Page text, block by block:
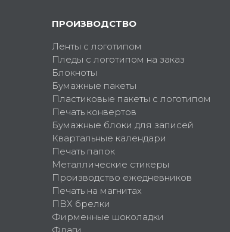
ПРОИЗВОДСТВО
Ленты с логотипом
Пледы с логотипом на заказ
Блокноты
Бумажные пакеты
Пластиковые пакеты с логотипом
Печать конвертов
Бумажные блоки для записей
Квартальные календари
Печать папок
Металлические стикеры
Производство ежедневников
Печать на магнитах
ПВХ брелки
Фирменные шоколадки